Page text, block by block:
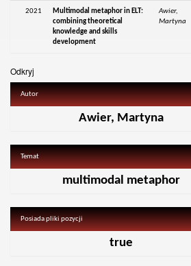
2021
Multimodal metaphor in ELT:
combining theoretical
knowledge and skills
development
Awier,
Martyna
Odkryj
Autor
Awier, Martyna
Temat
multimodal metaphor
Posiada pliki pozycji
true